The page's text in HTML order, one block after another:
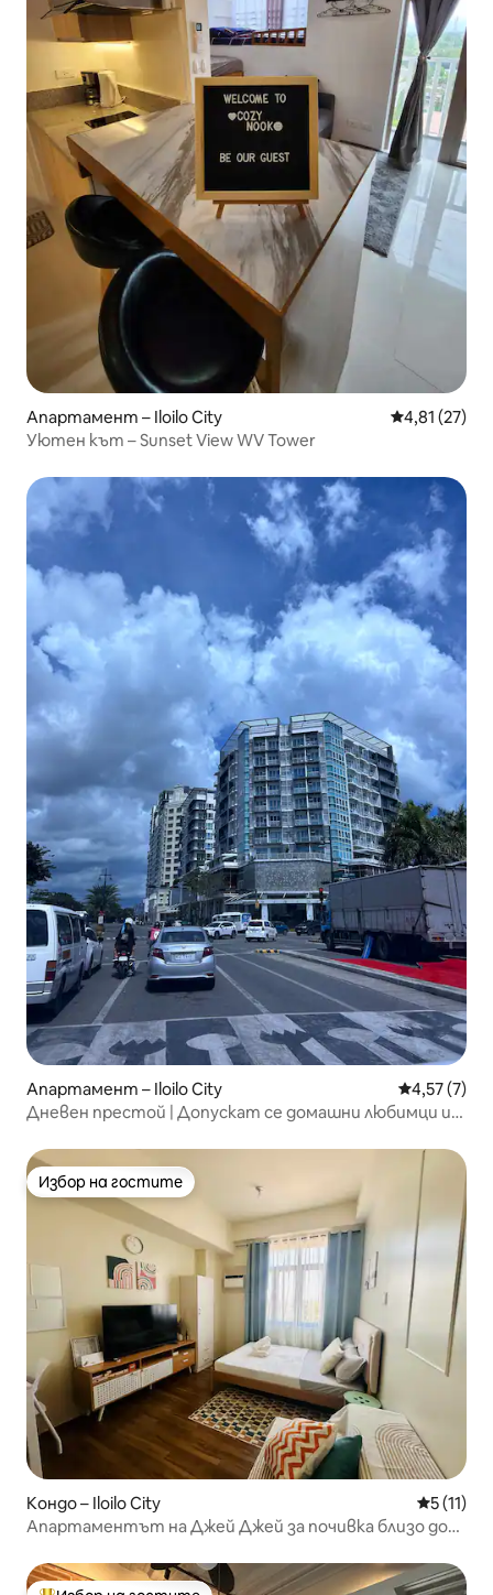
Апартамент – Iloilo City Средна
4,81 (27)
Уютен кът – Sunset View WV Tower
Апартамент – Iloilo City Средна
4,57 (7)
Дневен престой | Допускат се домашни любимци и
Избор на гостите
Избор на гостите
Кондо – Iloilo City Средна
5 (11)
Апартаментът на Джей Джей за почивка близо до